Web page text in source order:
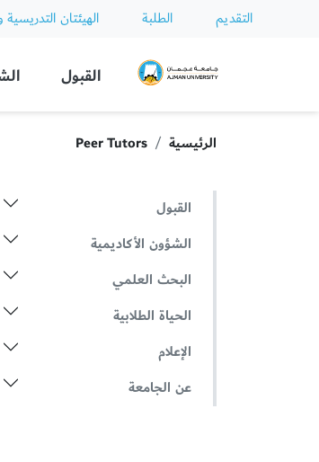
التقديم الطلبة الهيئتان التدريسية
القبول
الرئيسية Peer Tutors
القبول
الشؤون الأكاديمية
البحث العلمي
الحياة الطلابية
الإعلام
عن الجامعة